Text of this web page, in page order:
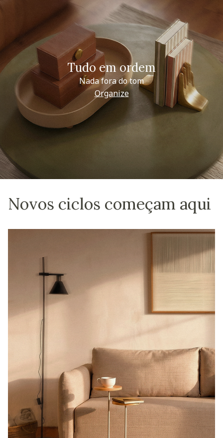
Tudo em ordem
Nada fora do tom
Organize
Novos ciclos começam aqui